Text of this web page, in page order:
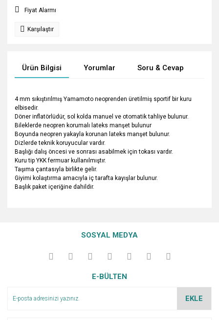
Fiyat Alarmı
Karşılaştır
Ürün Bilgisi Yorumlar Soru & Cevap
4 mm sıkıştırılmış Yamamoto neoprenden üretilmiş sportif bir kuru
elbisedir.
Döner inflatörlüdür, sol kolda manuel ve otomatik tahliye bulunur.
Bileklerde neopren korumalı lateks manşet bulunur
Boyunda neopren yakayla korunan lateks manşet bulunur.
Dizlerde teknik koruyucular vardır.
Başlığı dalış öncesi ve sonrası asabilmek için tokası vardır.
Kuru tip YKK fermuar kullanılmıştır.
Taşıma çantasıyla birlikte gelir.
Giyimi kolaştırma amacıyla iç tarafta kayışlar bulunur.
Başlık paket içeriğine dahildir.
Yorum Yaz
kullanarak tarafımıza iletebilirsiniz.
Görüş ve önerileriniz için teşekkür ederiz.
Ürün açıklamasında eksik bilgiler bulunuyor.
SOSYAL MEDYA
E-BÜLTEN
EKLE